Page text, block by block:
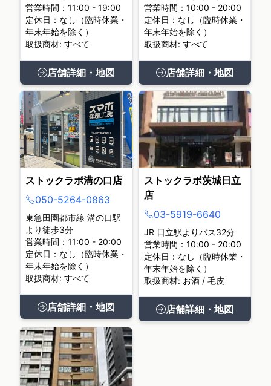
営業時間：11:00 - 19:00
定休日：なし（臨時休業・
年末年始を除く）
取扱商材: すべて
店舗詳細・地図
営業時間：10:00 - 20:00
定休日：なし（臨時休業・
年末年始を除く）
取扱商材: すべて
店舗詳細・地図
ストックラボ溝の口店
050-5264-0863
東急田園都市線 溝の口駅
より徒歩3分
営業時間：11:00 - 20:00
定休日：なし（臨時休業・
年末年始を除く）
取扱商材: すべて
店舗詳細・地図
ストックラボ茨城日立
店
03-5919-6640
JR 日立駅よりバス32分
営業時間：10:00 - 20:00
定休日：なし（臨時休業・
年末年始を除く）
取扱商材: お酒 / 毛皮
店舗詳細・地図